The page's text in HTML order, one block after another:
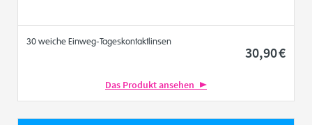
30 weiche Einweg-Tageskontaktlinsen
30,90€
Das Produkt ansehen